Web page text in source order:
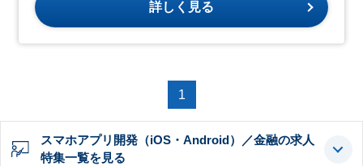
詳しく見る
1
スマホアプリ開発（iOS・Android）／金融の求人
特集一覧を見る